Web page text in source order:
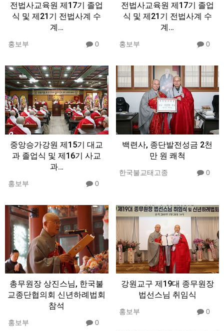
전법사교육원 제17기 졸업
식 및 제21기 전법사계 수
계…
홍보부 0
전법사교육원 제17기 졸업
식 및 제21기 전법사계 수
계…
홍보부 0
중앙승가강원 제15기 대교
과 졸업식 및 제16기 사교
과…
홍보부 0
백련사, 종단발전성금 2천
만 원 쾌척
한국불교태고종 0
총무원장 상진스님, 한국불
교종단협의회 신년하례법회
참석
홍보부 0
강원교구 제19대 종무원장
법선스님 취임식
홍보부 0